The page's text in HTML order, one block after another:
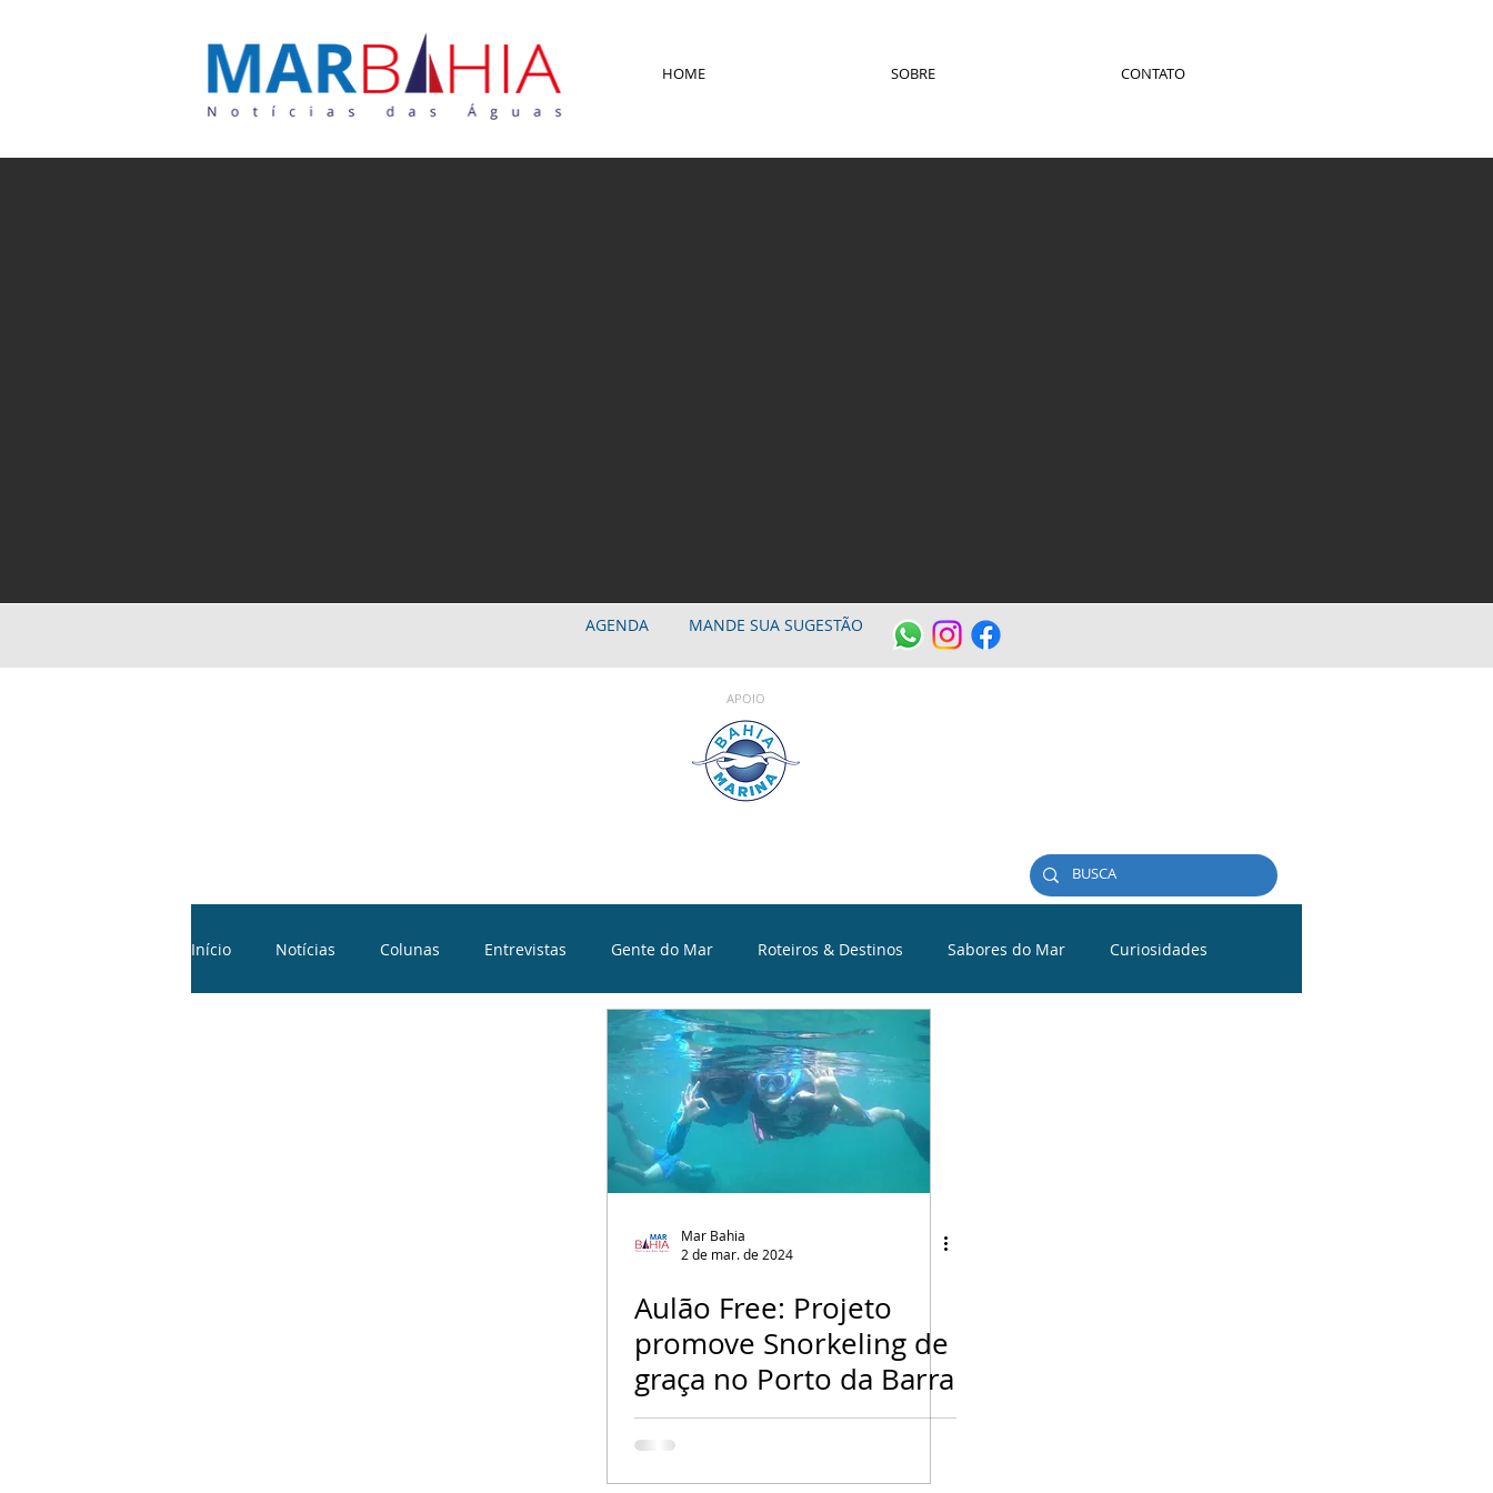
HOME SOBRE CONTATO
Início Notícias Colunas Entrevistas Gente do Mar Roteiros & Destinos Sabores do Mar Curiosidades
Mar Bahia
2 de mar. de 2024
Aulão Free: Projeto
promove Snorkeling de
graça no Porto da Barra
AGENDA MANDE SUA SUGESTÃO
APOIO